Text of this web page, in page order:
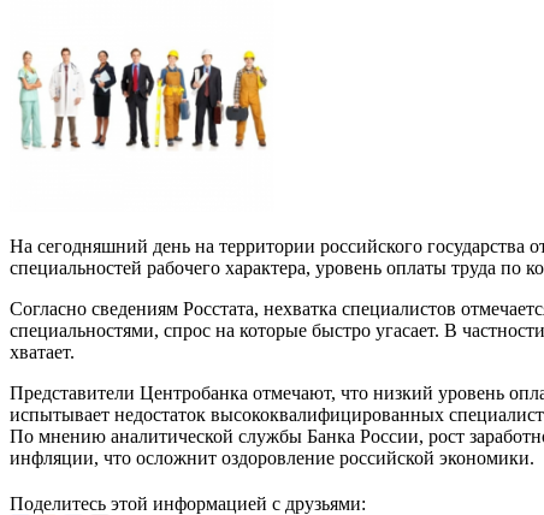
На сегодняшний день на территории российского
специальностей рабочего характера, уровень оплаты труда по
Согласно сведениям Росстата, нехватка специалистов
специальностями, спрос на которые быстро угасает. В
хватает.
Представители Центробанка отмечают, что низкий уровень
испытывает недостаток высококвалифицированных
По мнению аналитической службы Банка России, рост
инфляции, что осложнит оздоровление российской экономики.
Поделитесь этой информацией с друзьями: